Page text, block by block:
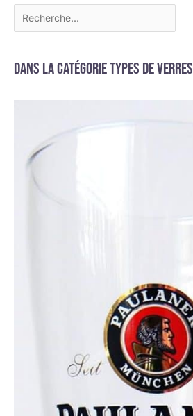
Dans la catégorie Types de verres